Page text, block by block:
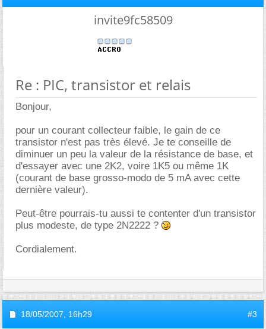
invite9fc58509
Re : PIC, transistor et relais
Bonjour,
pour un courant collecteur faible, le gain de ce
transistor n'est pas très élevé. Je te conseille de
diminuer un peu la valeur de la résistance de base, et
d'essayer avec une 2K2, voire 1K5 ou même 1K
(courant de base grosso-modo de 5 mA avec cette
dernière valeur).
Peut-être pourrais-tu aussi te contenter d'un transistor
plus modeste, de type 2N2222 ?
Cordialement.
18/05/2007, 16h29 #3